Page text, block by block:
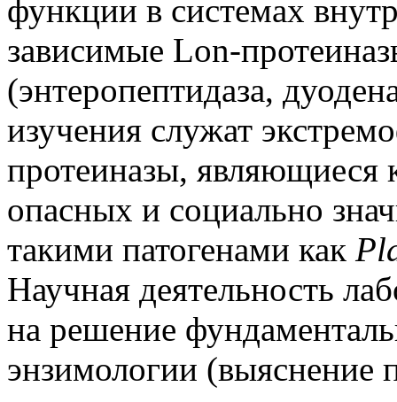
функции в системах
зависимые Lon-
(энтеропептидаза,
изучения служат
протеиназы, являющиеся
опасных и социально
такими патогенами как
Научная деятельность
на решение
энзимологии (выяснение